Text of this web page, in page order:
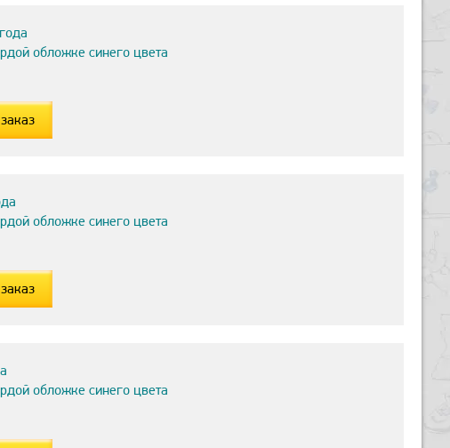
обложке синего цвета
обложке синего цвета
обложке синего цвета